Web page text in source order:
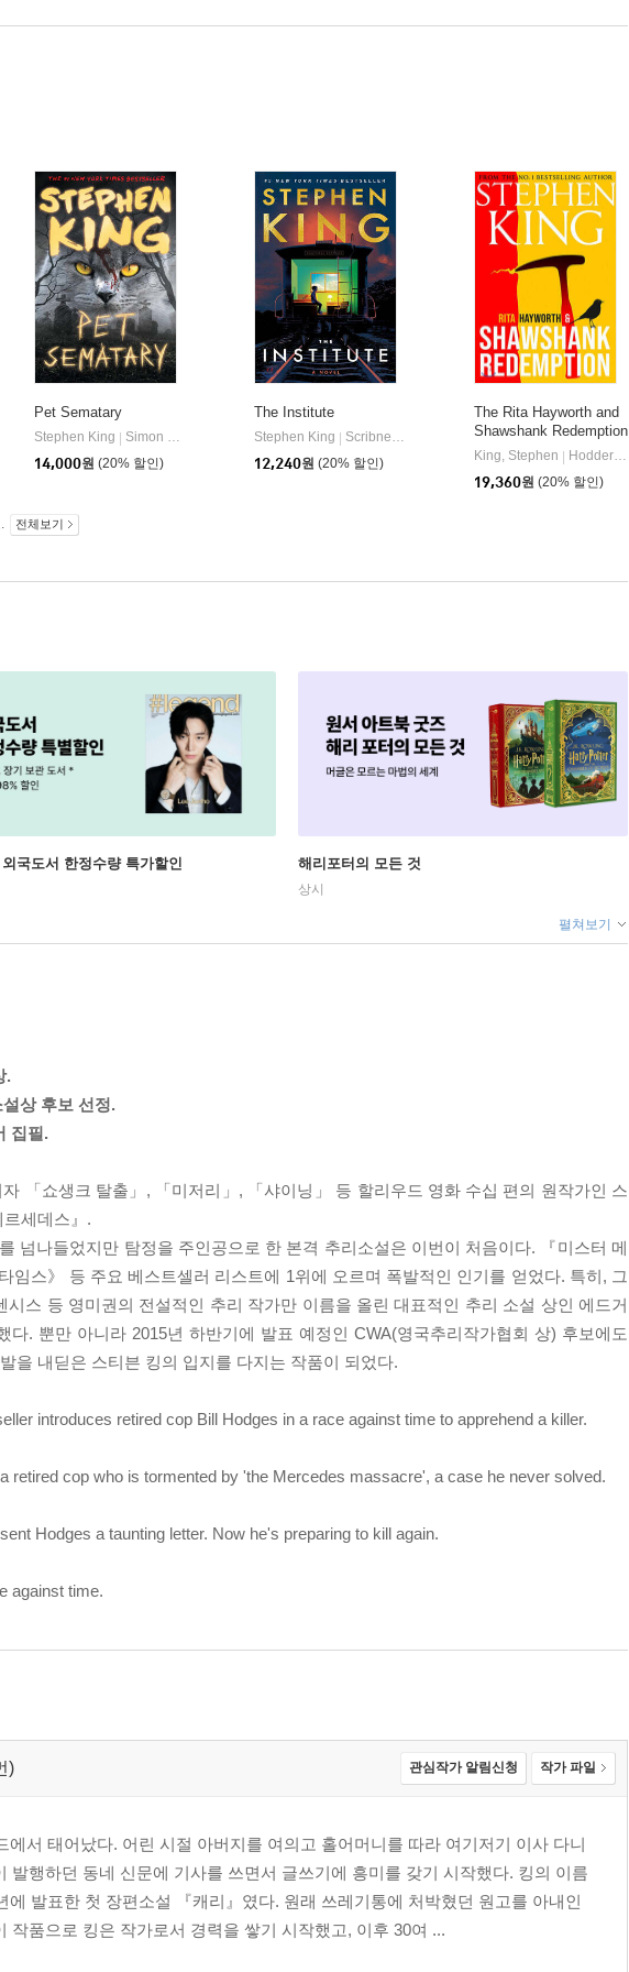
Pet Sematary
Stephen King
Simon & Schuster
14,000원 (20% 할인)
The Institute
Stephen King
Scribner Book Company
12,240원 (20% 할인)
The Rita Hayworth and
Shawshank Redemption
King, Stephen
Hodder & Stoughton
19,360원 (20% 할인)
전체보기
국도서 한정수량 특가할인 해리포터의 모든 것
상시
펼쳐보기
.
상 후보 선정.
집필.
「쇼생크 탈출」, 「미저리」, 「샤이닝」 등 할리우드 영화 수십 편의 원작가인 스
세데스』.
넘나들었지만 탐정을 주인공으로 한 본격 추리소설은 이번이 처음이다. 『미스터 메
임스》 등 주요 베스트셀러 리스트에 1위에 오르며 폭발적인 인기를 얻었다. 특히, 그
스 등 영미권의 전설적인 추리 작가만 이름을 올린 대표적인 추리 소설 상인 에드거
. 뿐만 아니라 2015년 하반기에 발표 예정인 CWA(영국추리작가협회 상) 후보에도
을 내딛은 스티븐 킹의 입지를 다지는 작품이 되었다.
introduces retired cop Bill Hodges in a race against time to apprehend a killer.
retired cop who is tormented by 'the Mercedes massacre', a case he never solved.
Hodges a taunting letter. Now he's preparing to kill again.
against time.
) 관심작가 알림신청 작가 파일
에서 태어났다. 어린 시절 아버지를 여의고 홀어머니를 따라 여기저기 이사 다니
발행하던 동네 신문에 기사를 쓰면서 글쓰기에 흥미를 갖기 시작했다. 킹의 이름
에 발표한 첫 장편소설 『캐리』였다. 원래 쓰레기통에 처박혔던 원고를 아내인
작품으로 킹은 작가로서 경력을 쌓기 시작했고, 이후 30여 ...